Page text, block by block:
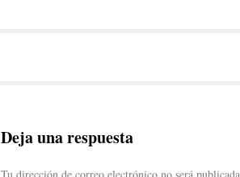
Deja una respuesta